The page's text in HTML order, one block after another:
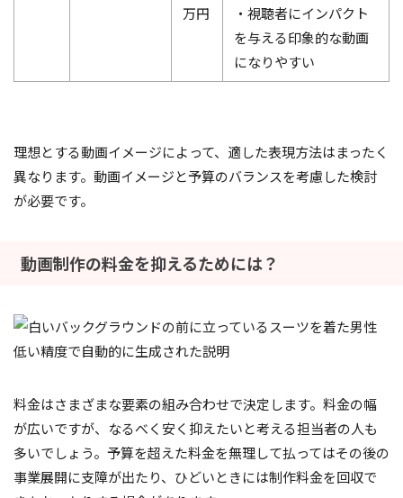
万円
・視聴者にインパクト
を与える印象的な動画
になりやすい
理想とする動画イメージによって、適した表現方法はまったく
異なります。動画イメージと予算のバランスを考慮した検討
が必要です。
動画制作の料金を抑えるためには？
料金はさまざまな要素の組み合わせで決定します。料金の幅
が広いですが、なるべく安く抑えたいと考える担当者の人も
多いでしょう。予算を超えた料金を無理して払ってはその後の
事業展開に支障が出たり、ひどいときには制作料金を回収で